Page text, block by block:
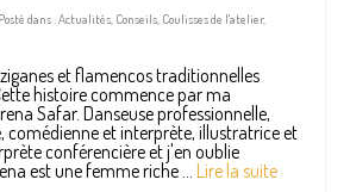
Posté dans :Actualités, Conseils, Coulisses de l'atelier,
et flamencos traditionnelles
histoire commence par ma
Safar. Danseuse professionnelle,
comédienne et interprète, illustratrice et
conférencière et j'en oublie
est une femme riche … Lire la suite